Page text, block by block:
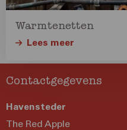
Warmtenetten
Lees meer
Contactgegevens
Havensteder
The Red Apple